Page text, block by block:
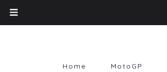
Home MotoGP